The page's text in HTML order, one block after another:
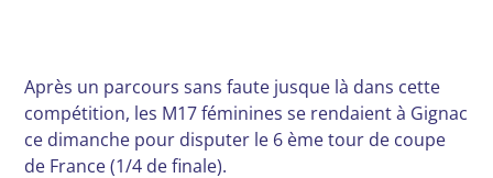
Après un parcours sans faute jusque là dans cette
compétition, les M17 féminines se rendaient à Gignac
ce dimanche pour disputer le 6 ème tour de coupe
de France (1/4 de finale).